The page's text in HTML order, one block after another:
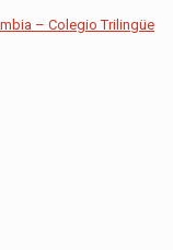
– Colegio Trilingüe